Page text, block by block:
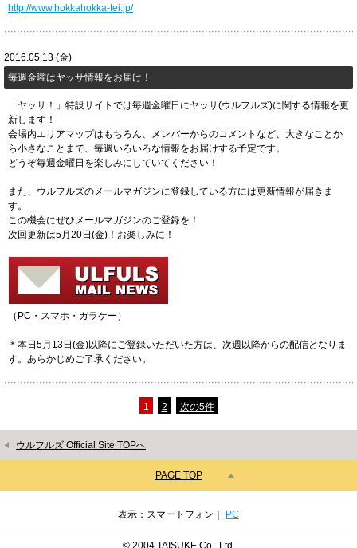
http://www.hokkahokka-tei.jp/
2016.05.13 (金)
毎週金曜はヤッサ情報をお届け！
「ヤッサ！」特設サイトでは毎週金曜日にヤッサ(ウルフルズ)に関する情報を更
新します！
会場内エリアマップはもちろん、メンバーからのコメントなど、大きなことか
ら小さなことまで、毎週いろいろな情報をお届けする予定です。
どうぞ毎週金曜日を楽しみにしていてください！
また、ウルフルズのメールマガジンに登録している方には更新情報が届きま
す。
この機会にぜひメールマガジンのご登録を！
次回更新は5月20日(金)！お楽しみに！
（PC・スマホ・ガラケー）
＊本日5月13日(金)以降にご登録いただいた方は、次週以降からの配信となりま
す。あらかじめご了承ください。
1 2 次の5件
ウルフルズ Official Site TOPへ
PAGE TOP
表示：スマートフォン｜ PC
© 2004 TAISUKE Co., Ltd.